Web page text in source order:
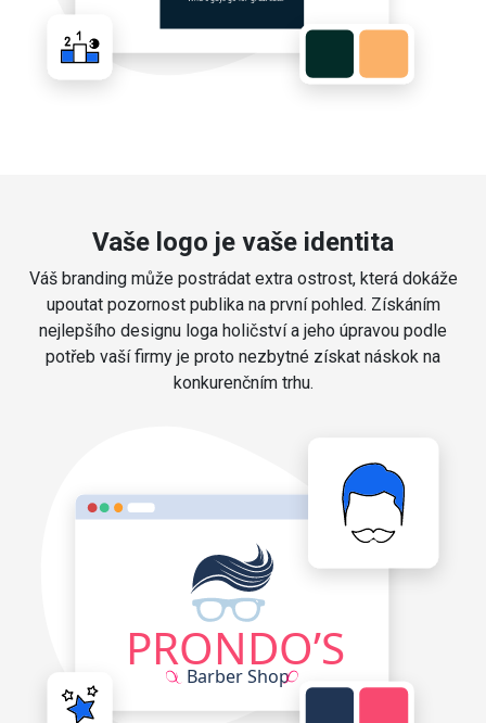
Vaše logo je vaše identita
Váš branding může postrádat extra ostrost, která dokáže
upoutat pozornost publika na první pohled. Získáním
nejlepšího designu loga holičství a jeho úpravou podle
potřeb vaší firmy je proto nezbytné získat náskok na
konkurenčním trhu.